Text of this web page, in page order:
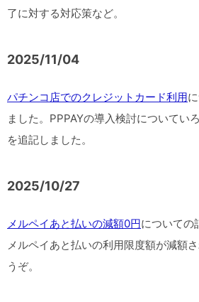
了に対する対応策など。
2025/11/04
パチンコ店でのクレジットカード利用
ました。PPPAYの導入検討についてい
を追記しました。
2025/10/27
メルペイあと払いの減額0円についての
メルペイあと払いの利用限度額が減額
うぞ。